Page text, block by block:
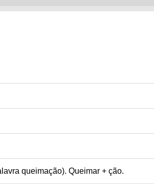
queimação). Queimar + ção.